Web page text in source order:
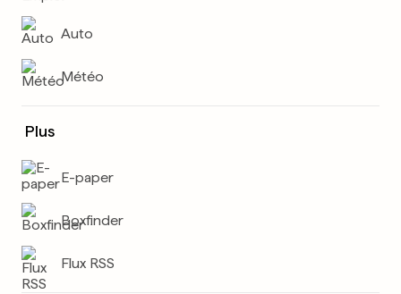
Auto
Météo
Plus
E-paper
Boxfinder
Flux RSS